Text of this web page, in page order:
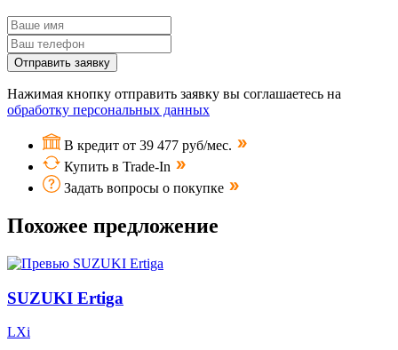
Отправить заявку
Нажимая кнопку отправить заявку вы соглашаетесь на
обработку персональных данных
В кредит от 39 477 руб/мес.
Купить в Trade-In
Задать вопросы о покупке
Похожее предложение
SUZUKI Ertiga
LXi